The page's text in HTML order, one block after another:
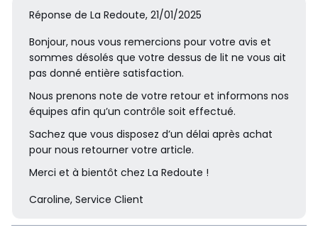
Réponse de La Redoute, 21/01/2025
Bonjour, nous vous remercions pour votre avis et
sommes désolés que votre dessus de lit ne vous ait
pas donné entière satisfaction.
Nous prenons note de votre retour et informons nos
équipes afin qu’un contrôle soit effectué.
Sachez que vous disposez d’un délai après achat
pour nous retourner votre article.
Merci et à bientôt chez La Redoute !
Caroline, Service Client